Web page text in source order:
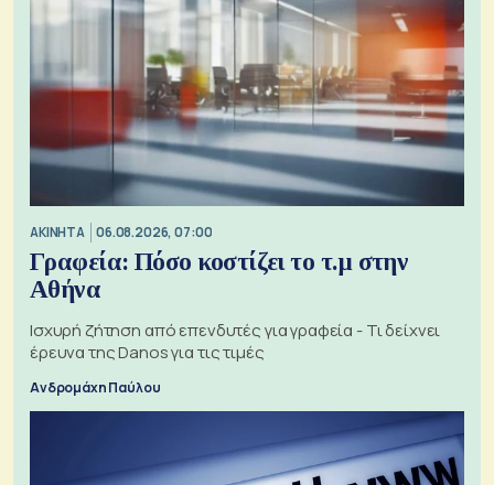
ΑΚΙΝΗΤΑ 06.08.2026, 07:00
Γραφεία: Πόσο κοστίζει το τ.μ στην
Αθήνα
Ισχυρή ζήτηση από επενδυτές για γραφεία - Τι δείχνει
έρευνα της Danos για τις τιμές
Ανδρομάχη Παύλου